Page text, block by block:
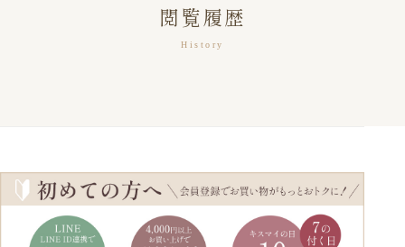
閲覧履歴
History